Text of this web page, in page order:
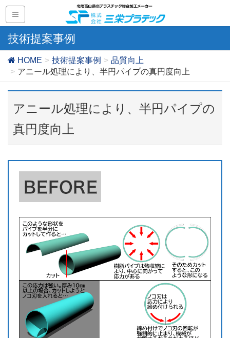
技術提案事例
HOME 技術提案事例
品質向上
アニール処理により、半円パイプの真円度向上
アニール処理により、半円パイプの
真円度向上